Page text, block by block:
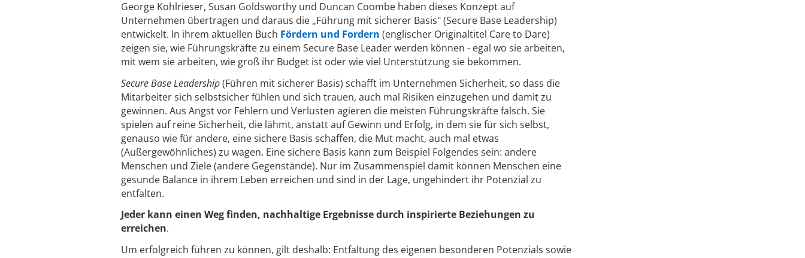
George Kohlrieser, Susan Goldsworthy und Duncan Coombe haben dieses Konzept auf
Unternehmen übertragen und daraus die „Führung mit sicherer Basis" (Secure Base Leadership)
entwickelt. In ihrem aktuellen Buch Fördern und Fordern (englischer Originaltitel Care to Dare)
zeigen sie, wie Führungskräfte zu einem Secure Base Leader werden können - egal wo sie arbeiten,
mit wem sie arbeiten, wie groß ihr Budget ist oder wie viel Unterstützung sie bekommen.
Secure Base Leadership(Führen mit sicherer Basis) schafft im Unternehmen Sicherheit, so dass die
Mitarbeiter sich selbstsicher fühlen und sich trauen, auch mal Risiken einzugehen und damit zu
gewinnen. Aus Angst vor Fehlern und Verlusten agieren die meisten Führungskräfte falsch. Sie
spielen auf reine Sicherheit, die lähmt, anstatt auf Gewinn und Erfolg, in dem sie für sich selbst,
genauso wie für andere, eine sichere Basis schaffen, die Mut macht, auch mal etwas
(Außergewöhnliches) zu wagen. Eine sichere Basis kann zum Beispiel Folgendes sein: andere
Menschen und Ziele (andere Gegenstände). Nur im Zusammenspiel damit können Menschen eine
gesunde Balance in ihrem Leben erreichen und sind in der Lage, ungehindert ihr Potenzial zu
entfalten.
Jeder kann einen Weg finden, nachhaltige Ergebnisse durch inspirierte Beziehungen zu
erreichen.
Um erfolgreich führen zu können, gilt deshalb: Entfaltung des eigenen besonderen Potenzials sowie